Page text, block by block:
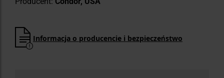
Informacja o producencie i bezpieczeństwo